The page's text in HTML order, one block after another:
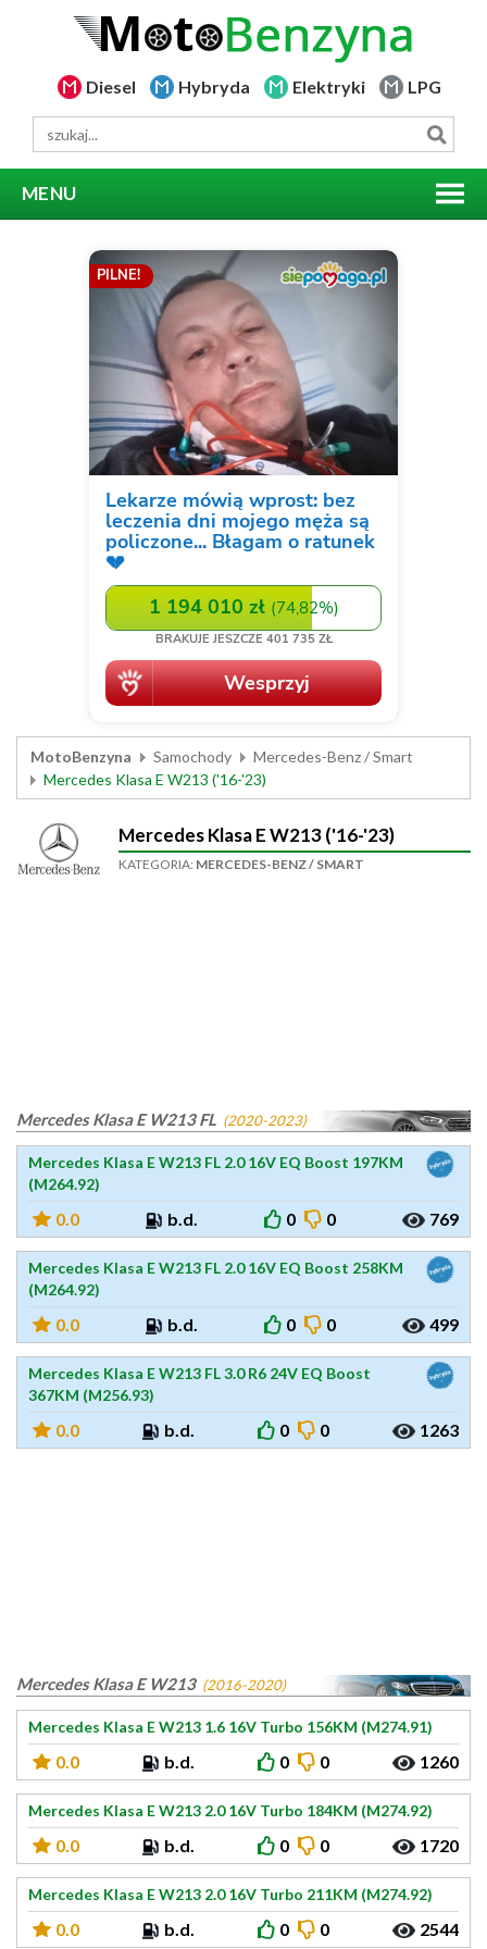
Diesel Hybryda Elektryki LPG
MENU
MotoBenzyna Samochody
Mercedes-Benz / Smart
Mercedes Klasa E W213 ('16-'23)
Mercedes Klasa E W213 ('16-'23)
KATEGORIA: MERCEDES-BENZ / SMART
Mercedes Klasa E W213 FL (2020-2023)
Mercedes Klasa E W213 FL 2.0 16V EQ Boost 197KM
(M264.92)
0.0 b.d. 0 0 769
Mercedes Klasa E W213 FL 2.0 16V EQ Boost 258KM
(M264.92)
0.0 b.d. 0 0 499
Mercedes Klasa E W213 FL 3.0 R6 24V EQ Boost
367KM (M256.93)
0.0 b.d. 0 0 1263
Mercedes Klasa E W213 (2016-2020)
Mercedes Klasa E W213 1.6 16V Turbo 156KM (M274.91)
0.0 b.d. 0 0 1260
Mercedes Klasa E W213 2.0 16V Turbo 184KM (M274.92)
0.0 b.d. 0 0 1720
Mercedes Klasa E W213 2.0 16V Turbo 211KM (M274.92)
0.0 b.d. 0 0 2544